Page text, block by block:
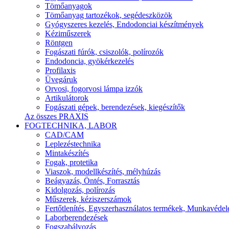
Tömőanyagok
Tömőanyag tartozékok, segédeszközök
Gyógyszeres kezelés, Endodonciai készítmények
Kéziműszerek
Röntgen
Fogászati fúrók, csiszolók, polírozók
Endodoncia, gyökérkezelés
Profilaxis
Üvegáruk
Orvosi, fogorvosi lámpa izzók
Artikulátorok
Fogászati gépek, berendezések, kiegészítők
Az összes PRAXIS
FOGTECHNIKA, LABOR
CAD/CAM
Leplezéstechnika
Mintakészítés
Fogak, protetika
Viaszok, modellkészítés, mélyhúzás
Beágyazás, Öntés, Forrasztás
Kidolgozás, polírozás
Műszerek, kéziszerszámok
Fertőtlenítés, Egyszerhasználatos termékek,
Laborberendezések
Fogszabályozás